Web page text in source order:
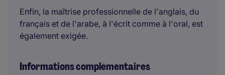
Enfin, la maîtrise professionnelle de l'anglais, du
français et de l'arabe, à l'écrit comme à l'oral, est
également exigée.
Informations complémentaires